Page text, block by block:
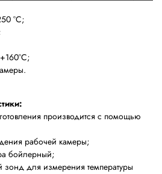
°C;
производится с помощью
рабочей камеры;
бойлерный;
зонд для измерения температуры